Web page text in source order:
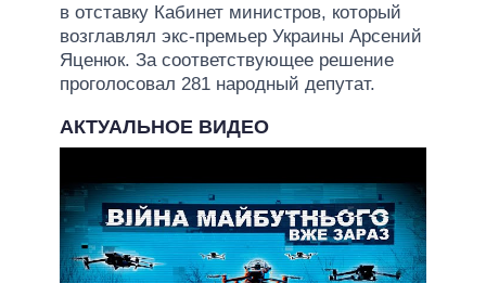
в отставку Кабинет министров, который
возглавлял экс-премьер Украины Арсений
Яценюк. За соответствующее решение
проголосовал 281 народный депутат.
АКТУАЛЬНОЕ ВИДЕО